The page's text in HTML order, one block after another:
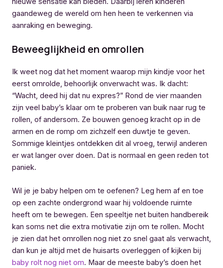
gaandeweg de wereld om hen heen te verkennen via
aanraking en beweging.
Beweeglijkheid en omrollen
Ik weet nog dat het moment waarop mijn kindje voor het
eerst omrolde, behoorlijk onverwacht was. Ik dacht:
“Wacht, deed hij dat nu expres?” Rond de vier maanden
zijn veel baby’s klaar om te proberen van buik naar rug te
rollen, of andersom. Ze bouwen genoeg kracht op in de
armen en de romp om zichzelf een duwtje te geven.
Sommige kleintjes ontdekken dit al vroeg, terwijl anderen
er wat langer over doen. Dat is normaal en geen reden tot
paniek.
Wil je je baby helpen om te oefenen? Leg hem af en toe
op een zachte ondergrond waar hij voldoende ruimte
heeft om te bewegen. Een speeltje net buiten handbereik
kan soms net die extra motivatie zijn om te rollen. Mocht
je zien dat het omrollen nog niet zo snel gaat als verwacht,
dan kun je altijd met de huisarts overleggen of kijken bij
baby rolt nog niet om. Maar de meeste baby’s doen het